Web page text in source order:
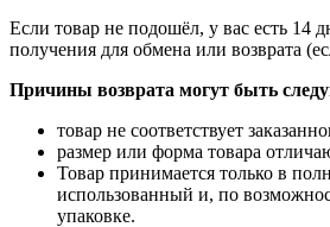
Если товар не подошёл, у вас есть 14
получения для обмена или возврата
Причины возврата могут быть
товар не соответствует
размер или форма товара
Товар принимается только в
использованный и, по
упаковке.